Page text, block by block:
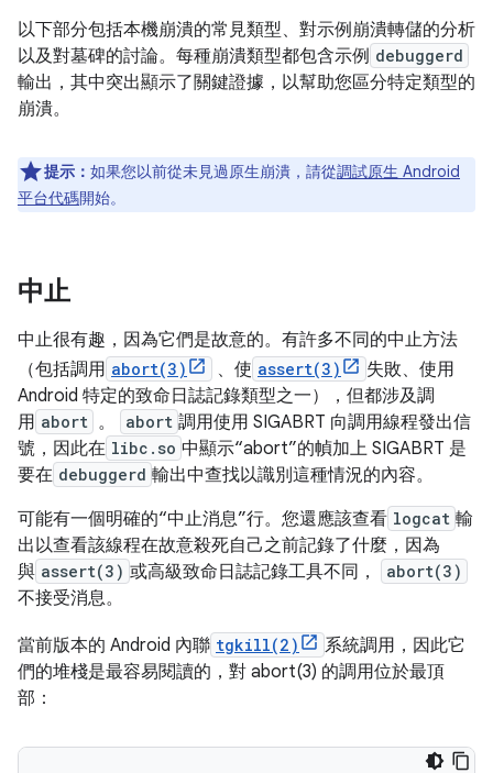
以下部分包括本機崩潰的常見類型、對示例崩潰轉儲的分析
以及對墓碑的討論。每種崩潰類型都包含示例 debuggerd
輸出，其中突出顯示了關鍵證據，以幫助您區分特定類型的
崩潰。
提示： 如果您以前從未見過原生崩潰，請從調試原生 Android
平台代碼開始。
中止
中止很有趣，因為它們是故意的。有許多不同的中止方法
（包括調用 abort(3) 、使 assert(3)
失敗、使用
Android 特定的致命日誌記錄類型之一），但都涉及調
用 abort 。 abort 調用使用 SIGABRT 向調用線程發出信
號，因此在 libc.so 中顯示“abort”的幀加上 SIGABRT 是
要在 debuggerd 輸出中查找以識別這種情況的內容。
可能有一個明確的“中止消息”行。您還應該查看 logcat 輸
出以查看該線程在故意殺死自己之前記錄了什麼，因為
與 assert(3) 或高級致命日誌記錄工具不同， abort(3)
不接受消息。
當前版本的 Android 內聯 tgkill(2)
系統調用，因此它
們的堆棧是最容易閱讀的，對 abort(3) 的調用位於最頂
部：